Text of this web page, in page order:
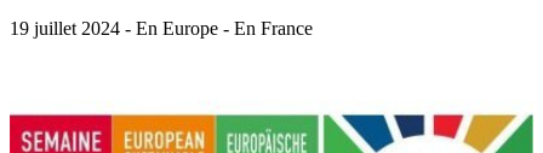
19 juillet 2024 - En Europe - En France